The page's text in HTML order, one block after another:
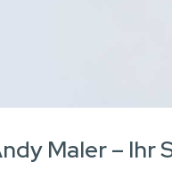
Maler – Ihr